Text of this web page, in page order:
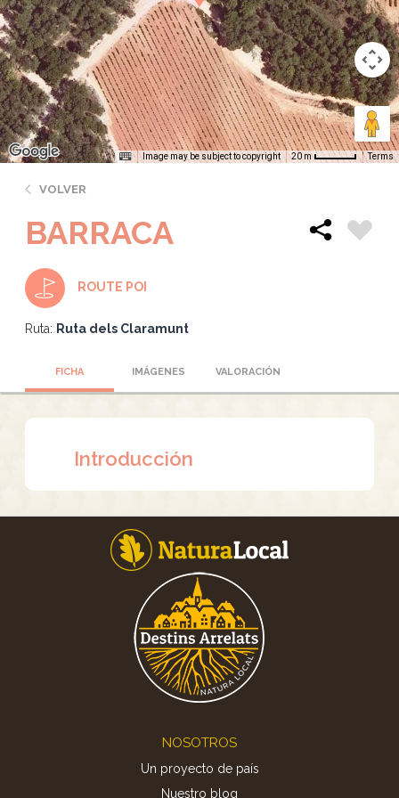
Image may be subject to copyright 20 m Terms
VOLVER
BARRACA
ROUTE POI
Ruta: Ruta dels Claramunt
FICHA IMÁGENES VALORACIÓN
Introducción
NOSOTROS
Un proyecto de país
Nuestro blog